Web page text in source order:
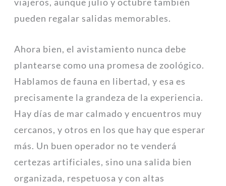
pueden regalar salidas memorables.
Ahora bien, el avistamiento nunca debe
plantearse como una promesa de zoológico.
Hablamos de fauna en libertad, y esa es
precisamente la grandeza de la experiencia.
Hay días de mar calmado y encuentros muy
cercanos, y otros en los que hay que esperar
más. Un buen operador no te venderá
certezas artificiales, sino una salida bien
organizada, respetuosa y con altas